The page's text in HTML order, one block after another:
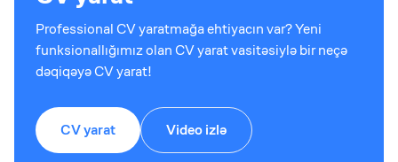
Professional CV yaratmağa ehtiyacın var? Yeni
funksionallığımız olan CV yarat vasitəsiylə bir neçə
dəqiqəyə CV yarat!
CV yarat Video izlə